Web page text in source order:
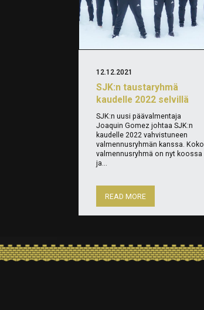
SJK:n taustaryhmä
kaudelle 2022 selvillä
12.12.2021
SJK:n uusi päävalmentaja
Joaquin Gomez johtaa SJK:n
kaudelle 2022 vahvistuneen
valmennusryhmän kanssa. Koko
valmennusryhmä on nyt koossa
ja...
READ MORE